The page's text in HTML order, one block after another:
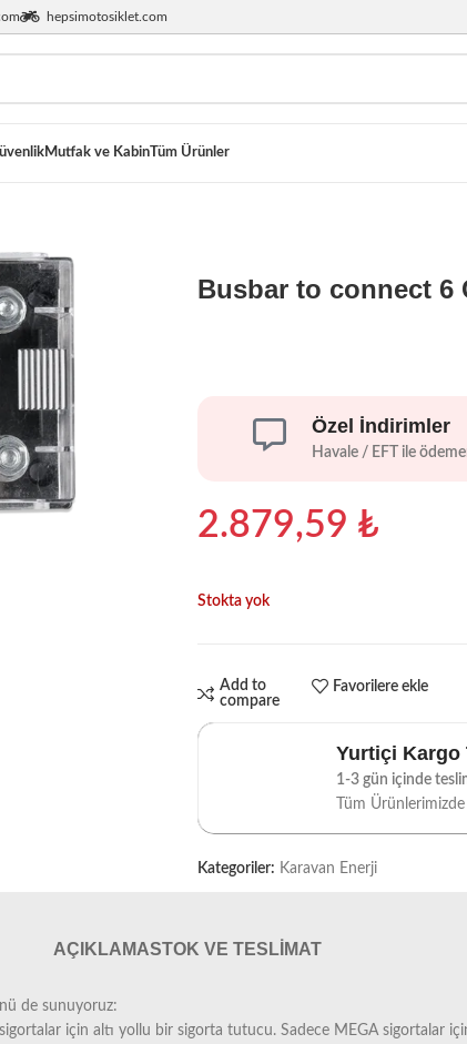
hepsimotosiklet.com
Mutfak ve KabinTüm Ürünler
Busbar to connect 6
Özel İndirimler
Havale / EFT ile
2.879,59 ₺
Stokta yok
Add to
compare
Favorilere ekle
Yurtiçi Kargo
1-3 gün içinde
Tüm Ürünlerimizde
Kategoriler: Karavan Enerji
AÇIKLAMASTOK VE TESLIMAT
de sunuyoruz:
için altı yollu bir sigorta tutucu. Sadece MEGA sigortalar